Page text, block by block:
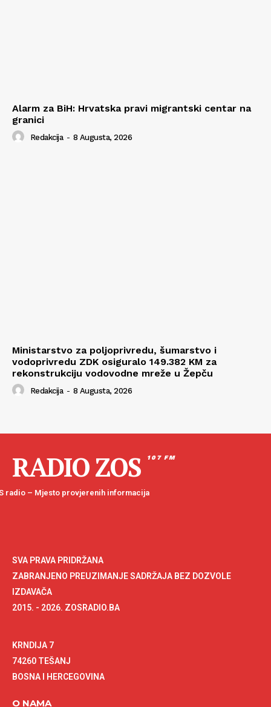
Alarm za BiH: Hrvatska pravi migrantski centar na
granici
Redakcija - 8 Augusta, 2026
Ministarstvo za poljoprivredu, šumarstvo i
vodoprivredu ZDK osiguralo 149.382 KM za
rekonstrukciju vodovodne mreže u Žepču
Redakcija - 8 Augusta, 2026
RADIO ZOS 107 FM
radio – Mjesto provjerenih informacija
SVA PRAVA PRIDRŽANA
ZABRANJENO PREUZIMANJE SADRŽAJA BEZ DOZVOLE
IZDAVAČA
2015. - 2026. ZOSRADIO.BA
KRNDIJA 7
74260 TEŠANJ
BOSNA I HERCEGOVINA
O NAMA